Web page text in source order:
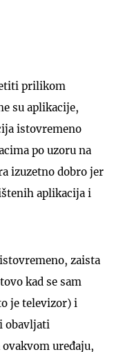
prilikom
su aplikacije,
istovremeno
po uzoru na
izuzetno dobro jer
aplikacija i
zaista
kad se sam
je televizor) i
obavljati
uređaju,